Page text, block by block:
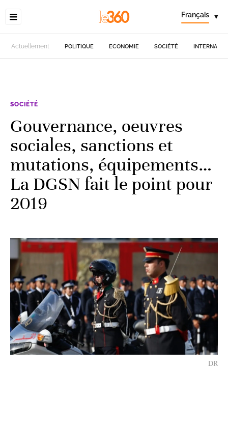
Français ▾
Actuellement POLITIQUE ECONOMIE SOCIÉTÉ
SOCIÉTÉ
Gouvernance, oeuvres
sociales, sanctions et
mutations, équipements…
La DGSN fait le point pour
2019
DR